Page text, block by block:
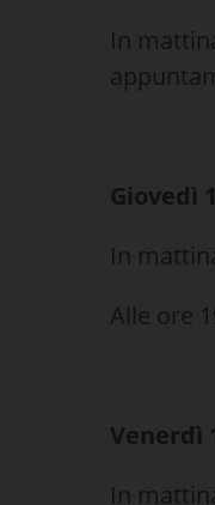
In
Giovedì
In
Alle ore
Venerdì
In